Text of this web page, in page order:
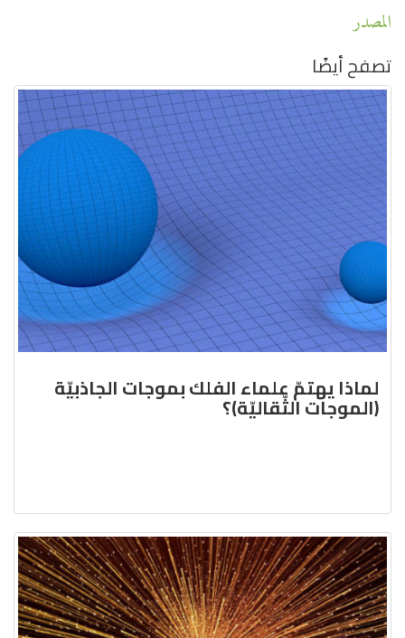
المصدر
تصفح أيضًا
لماذا يهتمّ علماء الفلك بموجات الجاذبيّة
(الموجات الثّقاليّة)؟